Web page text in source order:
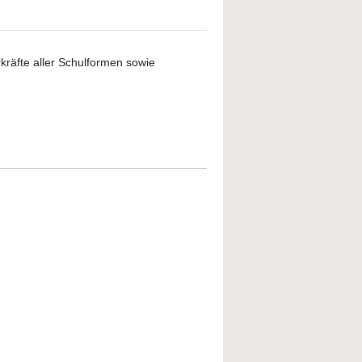
aller Schulformen sowie